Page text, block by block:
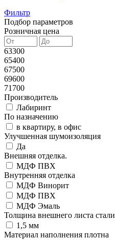
Фильтр
Подбор параметров
Розничная цена
63300
65400
67500
69600
71700
Производитель
Лабиринт
По назначению
в квартиру, в офис
Улучшенная шумоизоляция
Да
Внешняя отделка.
МДФ ПВХ
Внутренняя отделка
МДФ Винорит
МДФ ПВХ
МДФ Эмаль
Толщина внешнего листа стали
1,5 мм
Материал наполнения плотна